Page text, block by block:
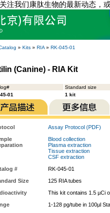
注我们康肽生物的最新动态，
» Kits » RIA » RK-045-01
(Canine) - RIA Kit
Standard size
01
1 kit
Assay Protocol (PDF)
Blood collection
Plasma extraction
Tissue extraction
CSF extraction
#
RK-045-01
Size
125 RIA tubes
This kit contains 1.5 µCi
1-128 pg/tube in 100µl